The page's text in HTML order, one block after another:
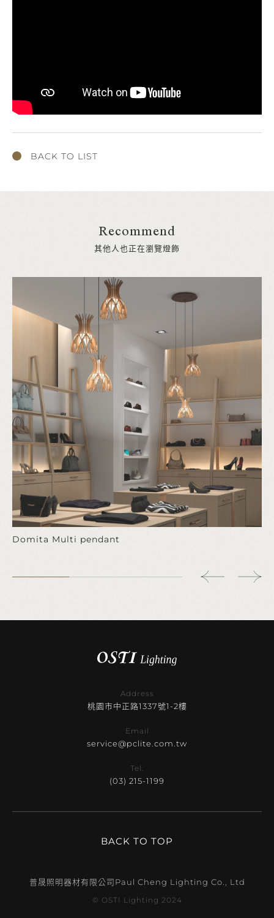
BACK TO LIST
Recommend
其他人也正在瀏覽燈飾
Domita Multi pendant
Address
桃園市中正路1337號1-2樓
Email
service@pclite.com.tw
Tel.
(03) 215-1199
BACK TO TOP
普晟照明器材有限公司Paul Cheng Lighting Co., Ltd
© OSTI Lighting 2024